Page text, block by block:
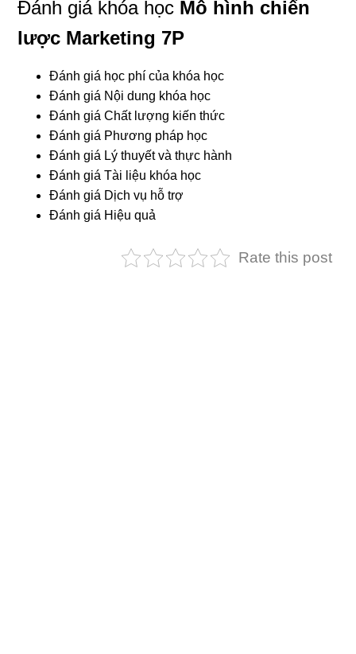
Đánh giá khóa học Mô hình chiến
lược Marketing 7P
Đánh giá học phí của khóa học
Đánh giá Nội dung khóa học
Đánh giá Chất lượng kiến thức
Đánh giá Phương pháp học
Đánh giá Lý thuyết và thực hành
Đánh giá Tài liệu khóa học
Đánh giá Dịch vụ hỗ trợ
Đánh giá Hiệu quả
Rate this post